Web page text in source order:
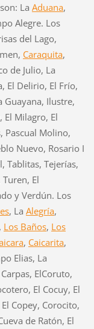
La Aduana,
Alegre. Los
del Lago,
Caraquita,
de Julio, La
El Delirio, El Frío,
Guayana, Ilustre,
El Milagro, El
Pascual Molino,
Nuevo, Rosario I
Tablitas, Tejerías,
El
y Verdún. Los
, La Alegría,
Los Baños, Los
, Caicarita,
Elias, La
ElCoruto,
El Cocuy, El
Copey, Corocito,
de Ratón, El